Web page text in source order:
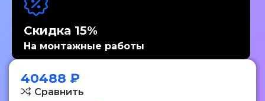
Скидка 15%
На монтажные работы
40488 ₽
Сравнить